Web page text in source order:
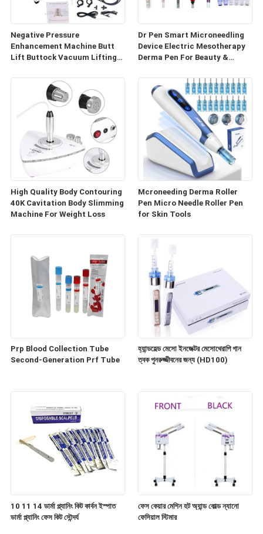
Negative Pressure
Enhancement Machine Butt
Lift Buttock Vacuum Lifting
Enlargement Machine
Dr Pen Smart Microneedling
Device Electric Mesotherapy
Derma Pen For Beauty &
High Quality Body Contouring
40K Cavitation Body Slimming
Machine For Weight Loss
Mcroneeding Derma Roller
Pen Micro Needle Roller Pen
for Skin Tools
Prp Blood Collection Tube
Second-Generation Prf Tube
হ্যান্ডহেল্ড মেসো ইনজেক্টর মেসোথেরাপি গান
ত্বক পুনরুজ্জীবনের জন্য (HD100)
10 11 14 ডার্মা প্ল্যানিং কিট কার্বন ইস্পাত
ডার্মা প্ল্যানিং ফেস কিট সৌন্দর্য
ফেস কেয়ার মেশিন হট অ্যান্ড কোল্ড ন্যানো
ফেসিয়াল স্টিমার